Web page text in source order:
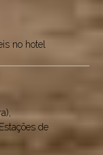
no hotel
de